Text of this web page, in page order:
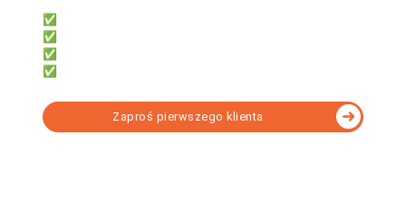
✅ System do współpracy z klientami
✅ Dać klientom darmowe faktury
✅ Obsługi KSeF bez instalacji
✅ Rozliczać KPiR lub Ryczałt
Zaproś pierwszego klienta